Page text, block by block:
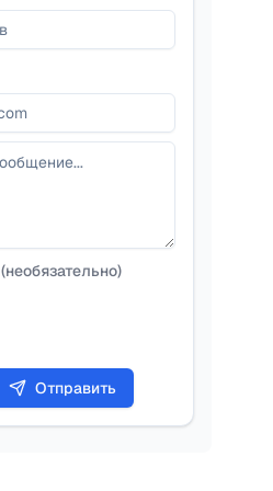
(необязательно)
Отправить